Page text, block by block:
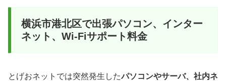
横浜市港北区で出張パソコン、インター
ネット、Wi-Fiサポート料金
とげおネットでは突然発生したパソコンやサーバ、社内ネ